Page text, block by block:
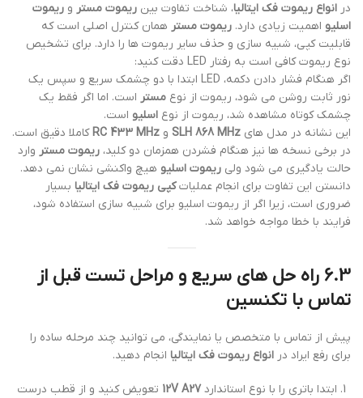
در انواع ریموت فک ایتالیا، شناخت تفاوت بین ریموت مستر و ریموت
اسلیو اهمیت زیادی دارد. ریموت مستر همان کنترل اصلی است که
قابلیت کپی، شبیه سازی و حذف سایر ریموت ها را دارد. برای تشخیص
نوع ریموت کافی است به رفتار LED دقت کنید:
اگر هنگام فشار دادن دکمه، LED ابتدا با دو چشمک سریع و سپس یک
نور ثابت روشن می شود، ریموت از نوع مستر است. اما اگر فقط یک
چشمک کوتاه مشاهده شد، ریموت از نوع اسلیو است.
این نشانه در مدل های SLH 868 MHz و RC 433 MHzکاملا دقیق است.
در برخی نسخه ها نیز هنگام فشردن همزمان دو کلید، ریموت مستر وارد
حالت یادگیری می شود ولی ریموت اسلیو هیچ واکنشی نشان نمی دهد.
دانستن این تفاوت برای انجام عملیاتکپی ریموت فک ایتالیا بسیار
ضروری است، زیرا اگر از ریموت اسلیو برای شبیه سازی استفاده شود،
فرایند با خطا مواجه خواهد شد.
6.3 راه حل های سریع و مراحل تست قبل از
تماس با تکنسین
پیش از تماس با متخصص یا نمایندگی، می توانید چند مرحله ساده را
برای رفع ایراد در انواع ریموت فک ایتالیا انجام دهید.
ابتدا باتری را با نوع استاندارد12V A27 تعویض کنید و از قطب درست